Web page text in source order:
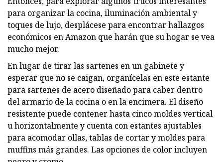
para organizar la cocina, iluminación ambiental y
toques de lujo, desplácese para encontrar hallazgos
económicos en Amazon que harán que su hogar se vea
mucho mejor.
En lugar de tirar las sartenes en un gabinete y
esperar que no se caigan, organícelas en este estante
para sartenes de acero diseñado para caber dentro
del armario de la cocina o en la encimera. El diseño
resistente puede contener hasta cinco moldes vertical
u horizontalmente y cuenta con estantes ajustables
para acomodar ollas, tablas de cortar y moldes para
muffins más grandes. Las opciones de color incluyen